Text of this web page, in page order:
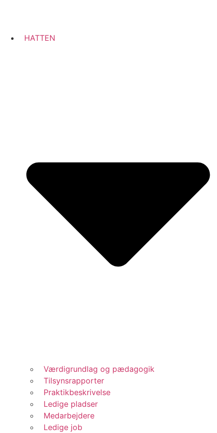
HATTEN
Værdigrundlag og pædagogik
Tilsynsrapporter
Praktikbeskrivelse
Ledige pladser
Medarbejdere
Ledige job